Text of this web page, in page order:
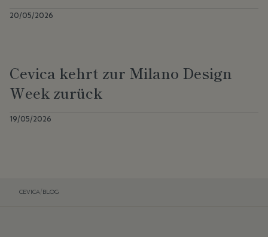
20/05/2026
Cevica kehrt zur Milano Design
Week zurück
19/05/2026
CEVICA/BLOG